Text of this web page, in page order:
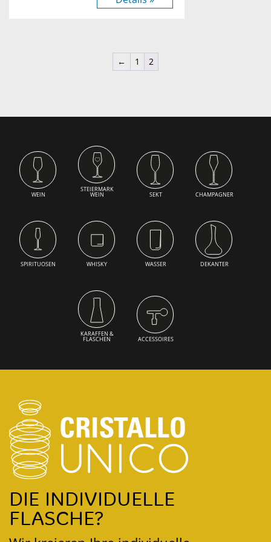
← 1 2
WEIN
STEIERMARK
WEIN SEKT CHAMPAGNER
SPIRITUOSEN WHISKY WASSER DEKANTER
KARAFFEN &
FLASCHEN ACCESSOIRES
DIE INDIVIDUELLE
FLASCHE?